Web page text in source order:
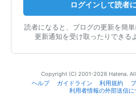
ログインして読者
読者になると、ブログの更新を簡単
更新通知を受け取ったりできる
Copyright (C) 2001-2026 Hatena.
ヘルプ
ガイドライン 利用規約
利用者情報の外部送信に